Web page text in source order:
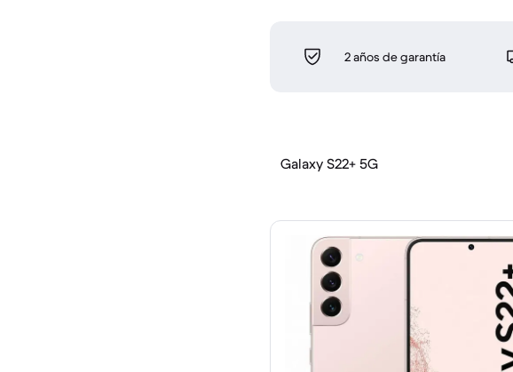
2 años de garantía
Galaxy S22+ 5G